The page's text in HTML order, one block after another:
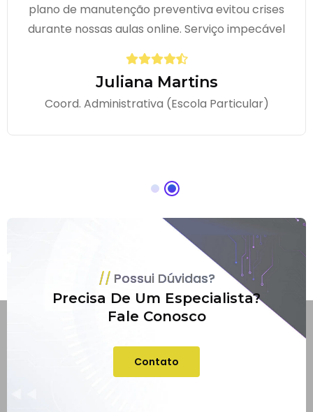
plano de manutenção preventiva evitou crises
durante nossas aulas online. Serviço impecável
Juliana Martins
Coord. Administrativa (Escola Particular)
Possui Dúvidas?
Precisa De Um Especialista?
Fale Conosco
Contato